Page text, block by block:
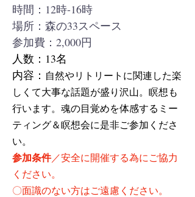
時間：12時-16時
場所：森の33スペース
​参加費：2,000円
人数：13名
内容： 自然やリトリートに関連した楽
しくて大事な話題が盛り沢山。瞑想も
行います。魂の目覚めを体感するミー
ティング＆瞑想会に是非ご参加くださ
い。
参加条件／安全に開催する為にご協力
ください。
〇面識のない方はご遠慮ください。